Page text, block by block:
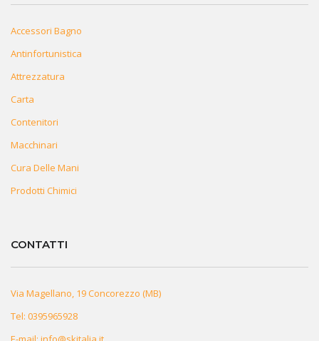
Accessori Bagno
Antinfortunistica
Attrezzatura
Carta
Contenitori
Macchinari
Cura Delle Mani
Prodotti Chimici
CONTATTI
Via Magellano, 19 Concorezzo (MB)
Tel: 0395965928